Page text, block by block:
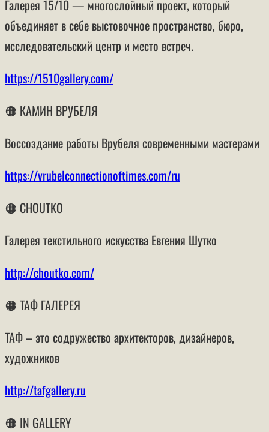
Галерея 15/10 — многослойный проект, который
объединяет в себе выстовочное пространство, бюро,
исследовательский центр и место встреч.
https://1510gallery.com/
🟠 КАМИН ВРУБЕЛЯ
Воссоздание работы Врубеля современными мастерами
https://vrubelconnectionoftimes.com/ru
🟠 CHOUTKO
Галерея текстильного искусства Евгения Шутко
http://choutko.com/
🟠 ТАФ ГАЛЕРЕЯ
ТАФ – это содружество архитекторов, дизайнеров,
художников
http://tafgallery.ru
🟠 IN GALLERY